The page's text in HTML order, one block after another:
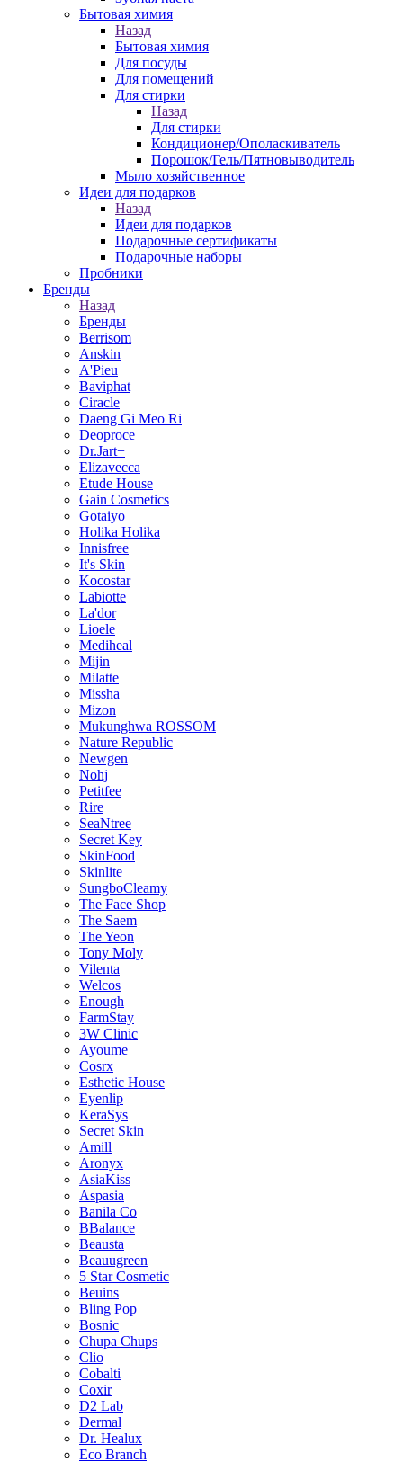
Бытовая химия
Назад
Бытовая химия
Для посуды
Для помещений
Для стирки
Назад
Для стирки
Кондиционер/Ополаскиватель
Порошок/Гель/Пятновыводитель
Мыло хозяйственное
Идеи для подарков
Назад
Идеи для подарков
Подарочные сертификаты
Подарочные наборы
Пробники
Бренды
Назад
Бренды
Berrisom
Anskin
A'Pieu
Baviphat
Ciracle
Daeng Gi Meo Ri
Deoproce
Dr.Jart+
Elizavecca
Etude House
Gain Cosmetics
Gotaiyo
Holika Holika
Innisfree
It's Skin
Kocostar
Labiotte
La'dor
Lioele
Mediheal
Mijin
Milatte
Missha
Mizon
Mukunghwa ROSSOM
Nature Republic
Newgen
Nohj
Petitfee
Rire
SeaNtree
Secret Key
SkinFood
Skinlite
SungboCleamy
The Face Shop
The Saem
The Yeon
Tony Moly
Vilenta
Welcos
Enough
FarmStay
3W Clinic
Ayoume
Cosrx
Esthetic House
Eyenlip
KeraSys
Secret Skin
Amill
Aronyx
AsiaKiss
Aspasia
Banila Co
BBalance
Beausta
Beauugreen
5 Star Cosmetic
Beuins
Bling Pop
Bosnic
Chupa Chups
Clio
Cobalti
Coxir
D2 Lab
Dermal
Dr. Healux
Eco Branch